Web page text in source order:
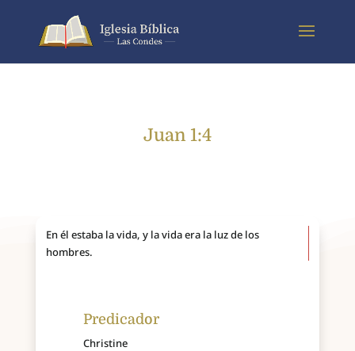
Juan 1:4
En él estaba la vida, y la vida era la luz de los
hombres.
Predicador
Christine